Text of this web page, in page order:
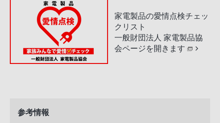
家電製品の愛情点検チェッ
クリスト
一般財団法人 家電製品協
会ページを開きます
参考情報